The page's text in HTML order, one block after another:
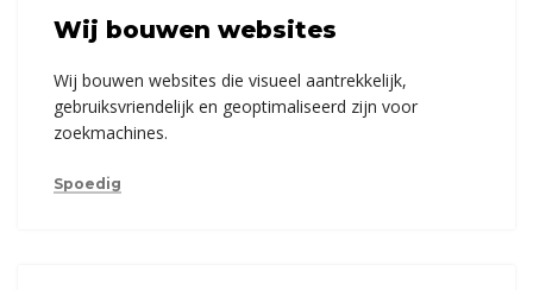
Wij bouwen websites
Wij bouwen websites die visueel aantrekkelijk,
gebruiksvriendelijk en geoptimaliseerd zijn voor
zoekmachines.
Spoedig